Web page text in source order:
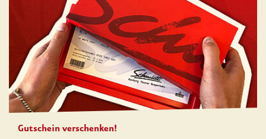
Gutschein verschenken!